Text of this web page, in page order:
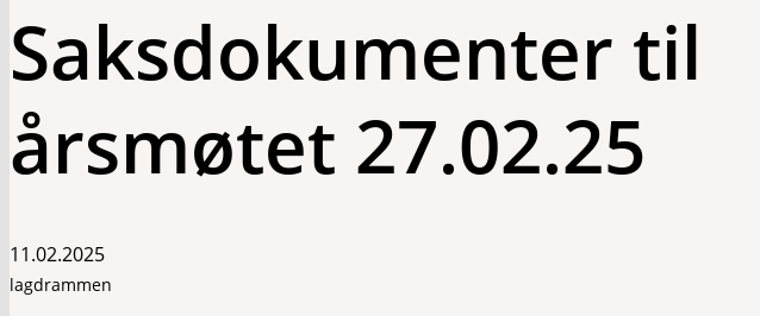
Saksdokumenter til
årsmøtet 27.02.25
11.02.2025
lagdrammen